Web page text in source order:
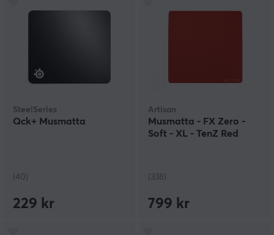
SteelSeries
Qck+ Musmatta
(40)
229 kr
Artisan
Musmatta - FX Zero -
Soft - XL - TenZ Red
(338)
799 kr